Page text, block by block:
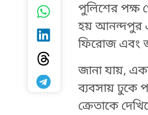
পুলিশের পক্ষ
হয় আনন্দপুর
ফিরোজ এবং
জানা যায়,
ব্যবসায় ঢুকে
ক্রেতাকে